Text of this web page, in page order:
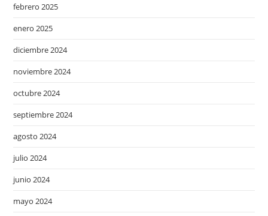
febrero 2025
enero 2025
diciembre 2024
noviembre 2024
octubre 2024
septiembre 2024
agosto 2024
julio 2024
junio 2024
mayo 2024